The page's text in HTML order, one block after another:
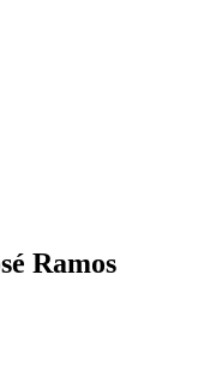
Ramos